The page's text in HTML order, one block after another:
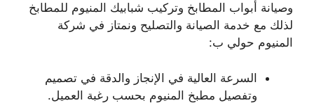
وصيانة أبواب المطابخ وتركيب شبابيك المنيوم للمطابخ
لذلك مع خدمة الصيانة والتصليح ونمتاز في شركة
المنيوم حولي ب:
السرعة العالية في الإنجاز والدقة في تصميم
وتفصيل مطبخ المنيوم بحسب رغبة العميل.